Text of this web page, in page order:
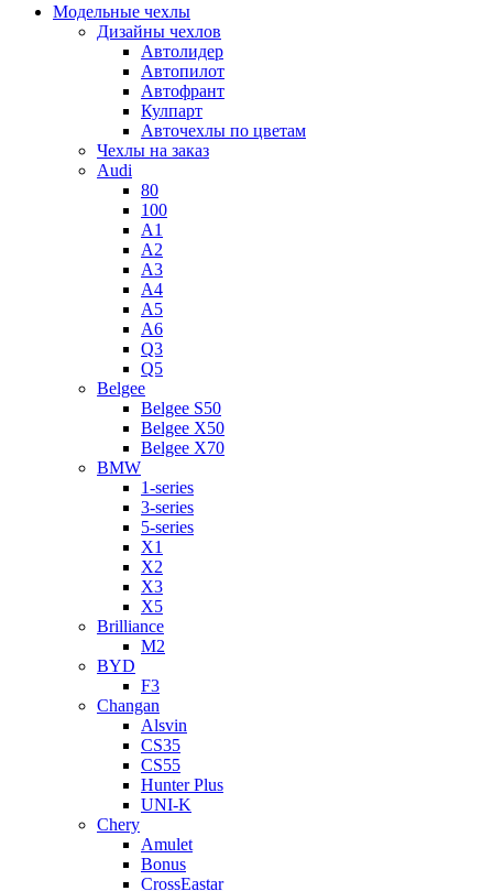
Модельные чехлы
Дизайны чехлов
Автолидер
Автопилот
Автофрант
Кулпарт
Авточехлы по цветам
Чехлы на заказ
Audi
80
100
A1
A2
A3
A4
A5
A6
Q3
Q5
Belgee
Belgee S50
Belgee X50
Belgee X70
BMW
1-series
3-series
5-series
X1
X2
X3
X5
Brilliance
M2
BYD
F3
Changan
Alsvin
CS35
CS55
Hunter Plus
UNI-K
Chery
Amulet
Bonus
CrossEastar